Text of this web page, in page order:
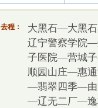
去程：
大黑石—大黑
辽宁警察学院
子医院—营城
顺园山庄—惠
—翡翠四季—
—辽无二厂—